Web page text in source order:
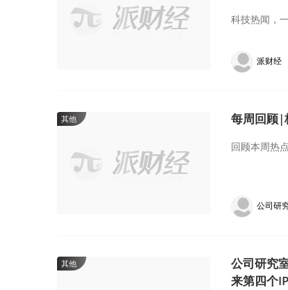
科技热闻，
派财经
其他 每周回顾|
回顾本周热
公司研
其他
公司研究
来第四个